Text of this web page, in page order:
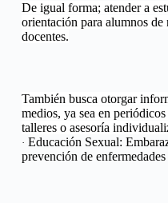
De igual forma; atender a
orientación para alumnos
docentes.
También busca otorgar
medios, ya sea en
talleres o asesoría
· Educación Sexual:
prevención de